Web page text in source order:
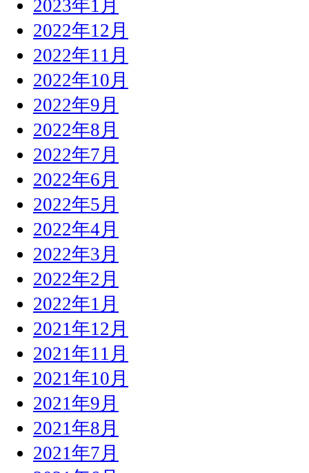
2023年1月
2022年12月
2022年11月
2022年10月
2022年9月
2022年8月
2022年7月
2022年6月
2022年5月
2022年4月
2022年3月
2022年2月
2022年1月
2021年12月
2021年11月
2021年10月
2021年9月
2021年8月
2021年7月